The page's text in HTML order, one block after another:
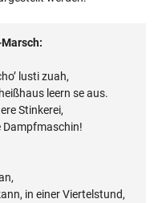
lusti zuah,
leern se aus.
Stinkerei,
Dampfmaschin!
in einer Viertelstund,